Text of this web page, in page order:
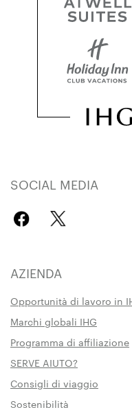
SOCIAL MEDIA
AZIENDA
Opportunità di lavoro in
Marchi globali IHG
Programma di affiliazione
SERVE AIUTO?
Consigli di viaggio
Sostenibilità